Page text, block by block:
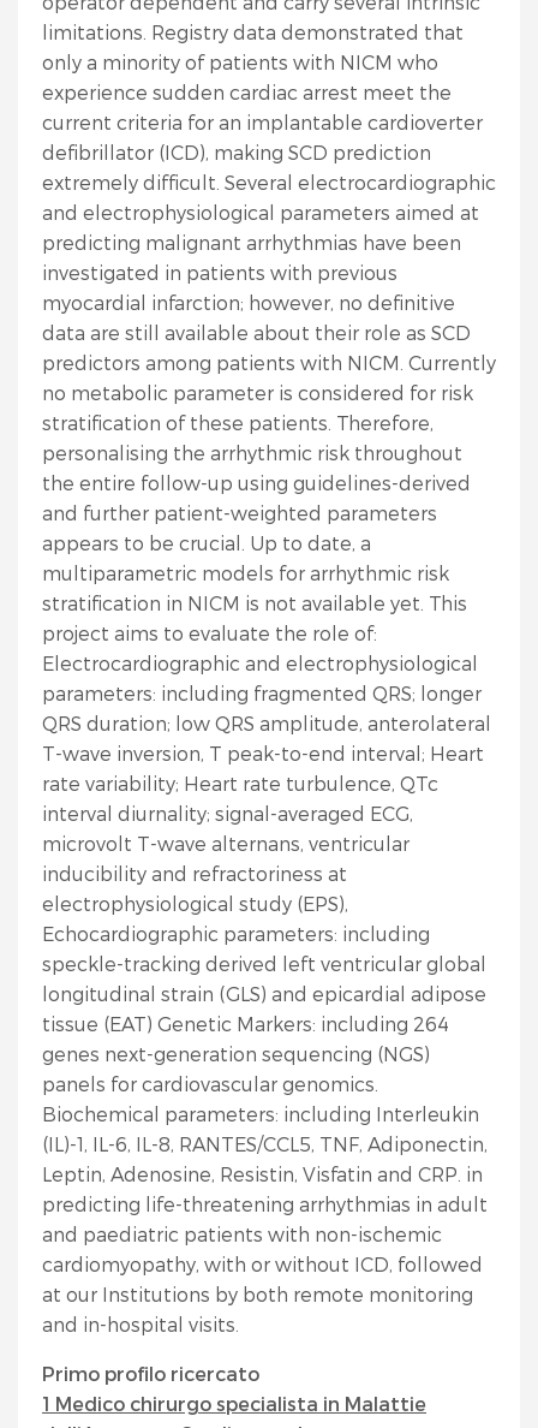
limitations. Registry data demonstrated that
only a minority of patients with NICM who
experience sudden cardiac arrest meet the
current criteria for an implantable cardioverter
defibrillator (ICD), making SCD prediction
extremely difficult. Several electrocardiographic
and electrophysiological parameters aimed at
predicting malignant arrhythmias have been
investigated in patients with previous
myocardial infarction; however, no definitive
data are still available about their role as SCD
predictors among patients with NICM. Currently
no metabolic parameter is considered for risk
stratification of these patients. Therefore,
personalising the arrhythmic risk throughout
the entire follow-up using guidelines-derived
and further patient-weighted parameters
appears to be crucial. Up to date, a
multiparametric models for arrhythmic risk
stratification in NICM is not available yet. This
project aims to evaluate the role of:
Electrocardiographic and electrophysiological
parameters: including fragmented QRS; longer
QRS duration; low QRS amplitude, anterolateral
T-wave inversion, T peak-to-end interval; Heart
rate variability; Heart rate turbulence, QTc
interval diurnality; signal-averaged ECG,
microvolt T-wave alternans, ventricular
inducibility and refractoriness at
electrophysiological study (EPS),
Echocardiographic parameters: including
speckle-tracking derived left ventricular global
longitudinal strain (GLS) and epicardial adipose
tissue (EAT) Genetic Markers: including 264
genes next-generation sequencing (NGS)
panels for cardiovascular genomics.
Biochemical parameters: including Interleukin
(IL)-1, IL-6, IL-8, RANTES/CCL5, TNF, Adiponectin,
Leptin, Adenosine, Resistin, Visfatin and CRP. in
predicting life-threatening arrhythmias in adult
and paediatric patients with non-ischemic
cardiomyopathy, with or without ICD, followed
at our Institutions by both remote monitoring
and in-hospital visits.
Primo profilo ricercato
1 Medico chirurgo specialista in Malattie